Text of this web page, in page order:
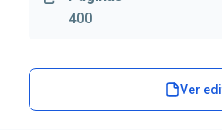
400
Ver